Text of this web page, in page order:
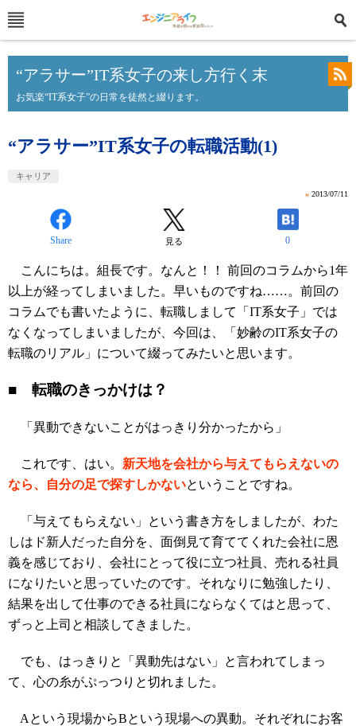
“アラサー”IT系女子の来し方行く末
お気楽“IT系女子”の日常を徒然と綴ります。
“アラサー”IT系女子の転職活動(1)
キャリア
» 2013/07/11
Share 見る 0
こんにちは。組長です。なんと！！ 前回のコラムから1年
以上が経ってしまいました。早いものですね……。前回の
コラムでも書いたように、転職しまして「IT系女子」では
なくなってしまいましたが、今回は、「妙齢のIT系女子の
転職のリアル」について綴ってみたいと思います。
■ 転職のきっかけは？
「異動できないことがはっきり分かったから」
これです、はい。 新天地を会社から与えてもらえないの
なら、自分の足で探すしかないということですね。
「与えてもらえない」という書き方をしましたが、わた
しはド新人だった自分を、面倒見て育ててくれた会社に恩
義を感じており、会社にとって役に立つ社員、売れる社員
になりたいと思っていたのです。それなりに勉強したり、
結果を出して仕事のできる社員にならなくてはと思って、
ずっと上司と相談してきました。
でも、はっきりと「異動先はない」と言われてしまっ
て、心の糸がぷっつりと切れました。
Aという現場からBという現場への異動。それぞれにお客